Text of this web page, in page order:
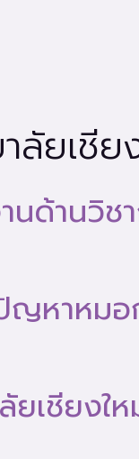
ลัยเชี
นด้านวิช
ญหาหม
เชียงให